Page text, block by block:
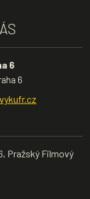
6
6
Pražský Filmový